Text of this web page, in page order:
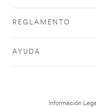
REGLAMENTO
AYUDA
Información Legal